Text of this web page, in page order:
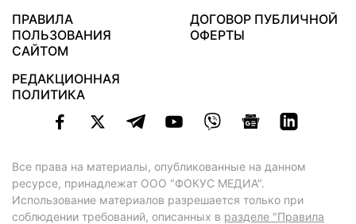
ПРАВИЛА
ПОЛЬЗОВАНИЯ
САЙТОМ
ДОГОВОР ПУБЛИЧНОЙ
ОФЕРТЫ
РЕДАКЦИОННАЯ
ПОЛИТИКА
Все права на материалы, опубликованные на данном
ресурсе, принадлежат ООО "ФОКУС МЕДИА".
Использование материалов разрешается только при
соблюдении требований, описанных в разделе "Правила